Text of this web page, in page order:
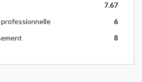
7.67
6
8